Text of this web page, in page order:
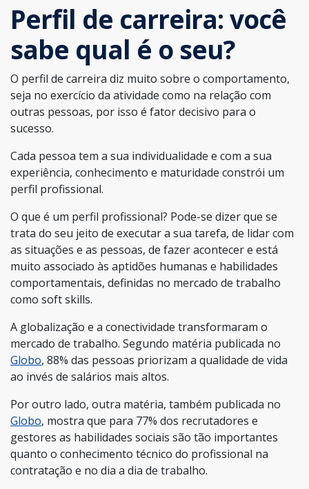
Perfil de carreira: você
sabe qual é o seu?
O perfil de carreira diz muito sobre o comportamento,
seja no exercício da atividade como na relação com
outras pessoas, por isso é fator decisivo para o
sucesso.
Cada pessoa tem a sua individualidade e com a sua
experiência, conhecimento e maturidade constrói um
perfil profissional.
O que é um perfil profissional? Pode-se dizer que se
trata do seu jeito de executar a sua tarefa, de lidar com
as situações e as pessoas, de fazer acontecer e está
muito associado às aptidões humanas e habilidades
comportamentais, definidas no mercado de trabalho
como soft skills.
A globalização e a conectividade transformaram o
mercado de trabalho. Segundo matéria publicada no
Globo, 88% das pessoas priorizam a qualidade de vida
ao invés de salários mais altos.
Por outro lado, outra matéria, também publicada no
Globo, mostra que para 77% dos recrutadores e
gestores as habilidades sociais são tão importantes
quanto o conhecimento técnico do profissional na
contratação e no dia a dia de trabalho.